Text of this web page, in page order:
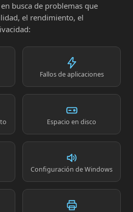
busca de problemas que
el rendimiento, el
Fallos de aplicaciones
Espacio en disco
Configuración de Windows